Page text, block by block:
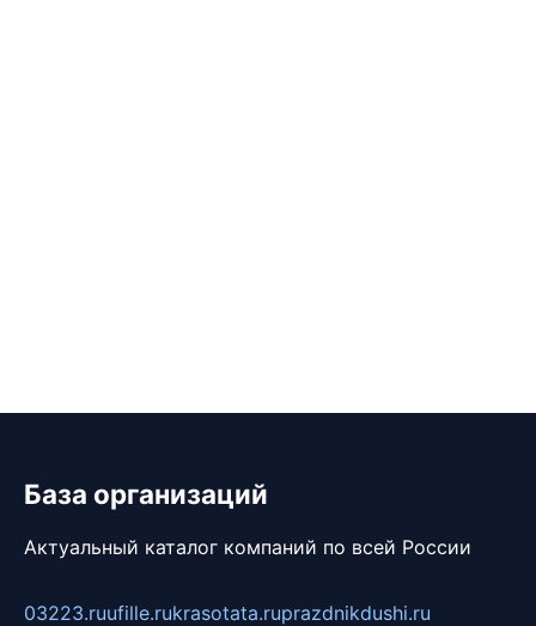
База организаций
Актуальный каталог компаний по всей России
03223.ruufille.rukrasotata.ruprazdnikdushi.ru